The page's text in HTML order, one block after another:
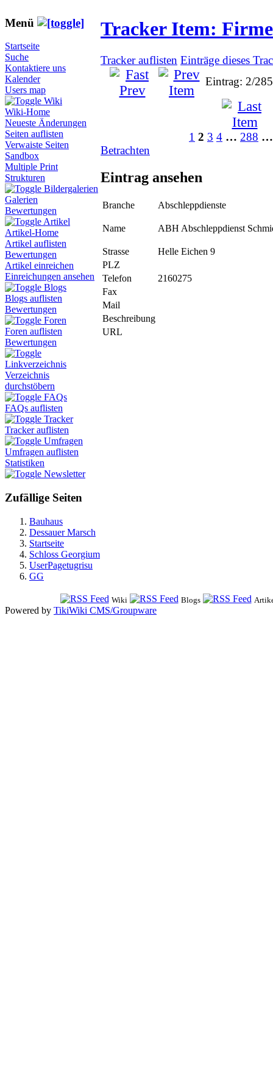
Menü
Startseite
Suche
Kontaktiere uns
Kalender
Users map
Wiki
Wiki-Home
Neueste Änderungen
Seiten auflisten
Verwaiste Seiten
Sandbox
Multiple Print
Strukturen
Bildergalerien
Galerien
Bewertungen
Artikel
Artikel-Home
Artikel auflisten
Bewertungen
Artikel einreichen
Einreichungen ansehen
Blogs
Blogs auflisten
Bewertungen
Foren
Foren auflisten
Bewertungen
Linkverzeichnis
Verzeichnis
durchstöbern
FAQs
FAQs auflisten
Tracker
Tracker auflisten
Umfragen
Umfragen auflisten
Statistiken
Newsletter
Zufällige Seiten
Bauhaus
Dessauer Marsch
Startseite
Schloss Georgium
UserPagetugrisu
GG
Tracker Item:
Tracker auflisten Einträge dieses
Eintrag: 2/
1 2 3 4 … 288 …
Betrachten
Eintrag ansehen
Branche Abschleppdienste
Name ABH Abschleppdienst
Strasse
Helle Eichen 9
PLZ
Telefon
2160275
Fax
Mail
Beschreibung
URL
Wiki Blogs
Powered by TikiWiki CMS/Groupware